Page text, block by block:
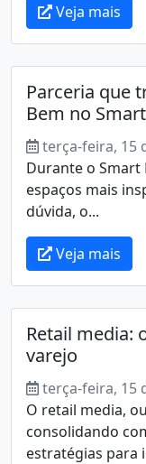
Veja mais
Parceria que
Bem no
terça-feira, 15
Durante o Smart
espaços mais
dúvida, o...
Veja mais
Retail media:
varejo
terça-feira, 15
O retail media,
consolidando
estratégias para